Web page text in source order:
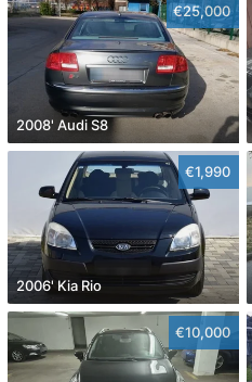
€25,000
2008' Audi S8
€1,990
2006' Kia Rio
€10,000